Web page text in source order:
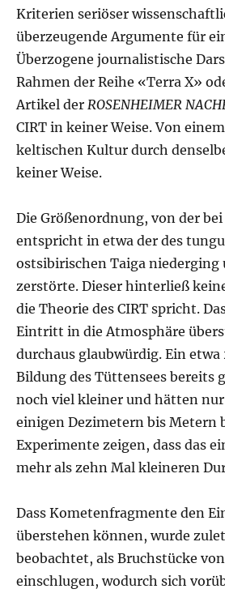
Kriterien seriöser
überzeugende Argumente für
Überzogene journalistische
Rahmen der Reihe «Terra X»
Artikel der ROSENHEIMER
CIRT in keiner Weise. Von
keltischen Kultur durch
keiner Weise.
Die Größenordnung, von der
entspricht in etwa der des
ostsibirischen Taiga niederging
zerstörte. Dieser hinterließ
die Theorie des CIRT spricht.
Eintritt in die Atmosphäre
durchaus glaubwürdig. Ein
Bildung des Tüttensees bereits
noch viel kleiner und hätten
einigen Dezimetern bis Metern
Experimente zeigen, dass das
mehr als zehn Mal kleineren
Dass Kometenfragmente den
überstehen können, wurde
beobachtet, als Bruchstücke
einschlugen, wodurch sich